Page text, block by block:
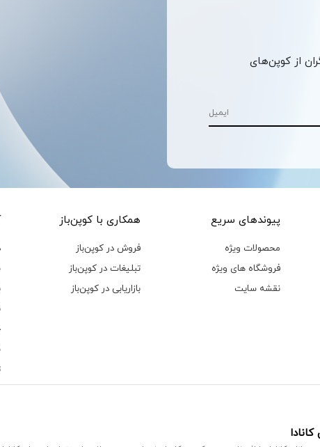
از کوپن‌های
پیوند‌های سریع
محصولات ویژه
فروشگاه های ویژه
نقشه سایت
همکاری با کوپن‌باز
فروش در کوپن‌باز
تبلیغات در کوپن‌باز
بازاریابی در کوپن‌باز